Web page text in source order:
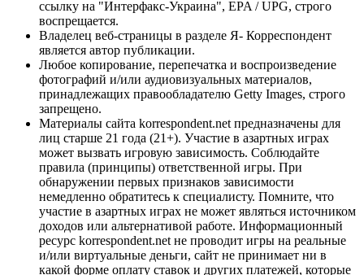
ссылку на "Интерфакс-Украина", EPA / UPG, строго
воспрещается.
Владелец веб-страницы в разделе Я- Корреспондент
является автор публикации.
Любое копирование, перепечатка и воспроизведение
фотографий и/или аудиовизуальных материалов,
принадлежащих правообладателю Getty Images, строго
запрещено.
Материалы сайта korrespondent.net предназначены для
лиц старше 21 года (21+). Участие в азартных играх
может вызвать игровую зависимость. Соблюдайте
правила (принципы) ответственной игры. При
обнаружении первых признаков зависимости
немедленно обратитесь к специалисту. Помните, что
участие в азартных играх не может являться источником
доходов или альтернативой работе. Информационный
ресурс korrespondent.net не проводит игры на реальные
и/или виртуальные деньги, сайт не принимает ни в
какой форме оплату ставок и других платежей, которые